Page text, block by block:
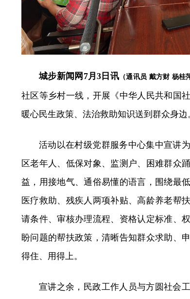
城步新闻网7月3日讯 （通讯员 戴方财 杨桂
社区等乡村一线，开展《中华人民共和国
暖心民生政策、法治救助知识送到群众身边
活动以在村级党群服务中心集中宣讲
区老年人、低保对象、监测户、困难群众
益，用接地气、通俗易懂的语言，围绕最
医疗救助、残疾人两项补贴、高龄养老帮
请条件、审核办理流程、资格认定标准、
盼问题的帮扶政策，清晰告知群众求助、
得住、用得上。
宣讲之余，民政工作人员与方圆社会